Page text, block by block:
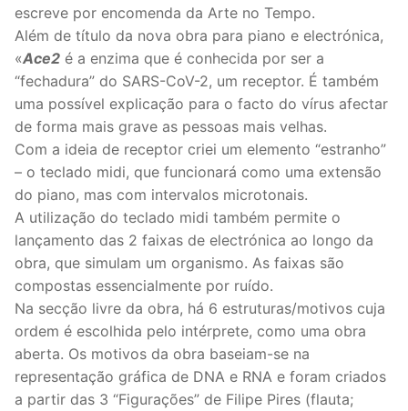
escreve por encomenda da Arte no Tempo.
Além de título da nova obra para piano e electrónica,
«Ace2 é a enzima que é conhecida por ser a
“fechadura” do SARS-CoV-2, um receptor. É também
uma possível explicação para o facto do vírus afectar
de forma mais grave as pessoas mais velhas.
Com a ideia de receptor criei um elemento “estranho”
– o teclado midi, que funcionará como uma extensão
do piano, mas com intervalos microtonais.
A utilização do teclado midi também permite o
lançamento das 2 faixas de electrónica ao longo da
obra, que simulam um organismo. As faixas são
compostas essencialmente por ruído.
Na secção livre da obra, há 6 estruturas/motivos cuja
ordem é escolhida pelo intérprete, como uma obra
aberta. Os motivos da obra baseiam-se na
representação gráfica de DNA e RNA e foram criados
a partir das 3 “Figurações” de Filipe Pires (flauta;